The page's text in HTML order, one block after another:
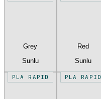
Grey
Sunlu
Red
Sunlu
PLA RAPID PLA RAPID